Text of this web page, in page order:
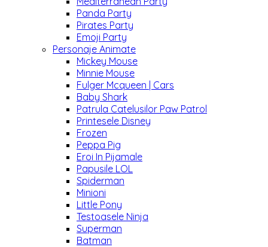
Panda Party
Pirates Party
Emoji Party
Personaje Animate
Mickey Mouse
Minnie Mouse
Fulger Mcqueen | Cars
Baby Shark
Patrula Catelusilor Paw Patrol
Printesele Disney
Frozen
Peppa Pig
Eroi In Pijamale
Papusile LOL
Spiderman
Minioni
Little Pony
Testoasele Ninja
Superman
Batman